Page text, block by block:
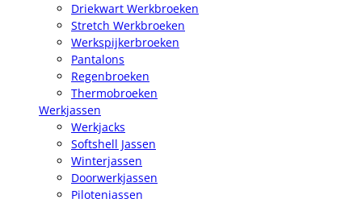
Driekwart Werkbroeken
Stretch Werkbroeken
Werkspijkerbroeken
Pantalons
Regenbroeken
Thermobroeken
Werkjassen
Werkjacks
Softshell Jassen
Winterjassen
Doorwerkjassen
Pilotenjassen